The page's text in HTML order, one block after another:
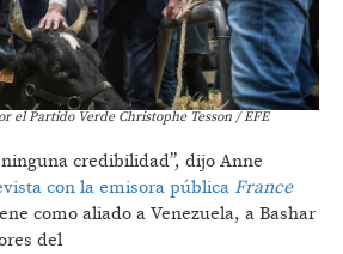
el Partido Verde Christophe Tesson / EFE
credibilidad”, dijo Anne
con la emisora pública France
como aliado a Venezuela, a Bashar
del